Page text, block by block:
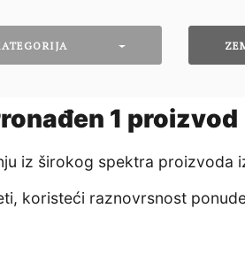
1 proizvod
iz širokog spektra proizvoda
koristeći raznovrsnost